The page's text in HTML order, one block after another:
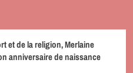
et de la religion, Merlaine
anniversaire de naissance